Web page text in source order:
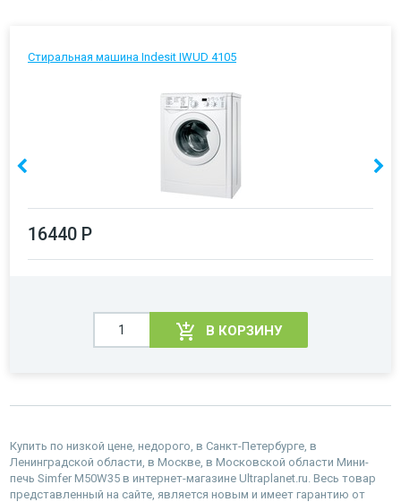
Стиральная машина Indesit IWUD 4105
16440 Р
В КОРЗИНУ
Купить по низкой цене, недорого, в Санкт-Петербурге, в
Ленинградской области, в Москве, в Московской области Мини-
печь Simfer M50W35 в интернет-магазине Ultraplanet.ru. Весь товар
представленный на сайте, является новым и имеет гарантию от